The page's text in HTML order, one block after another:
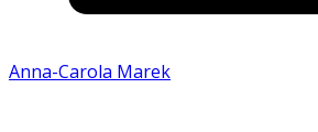
Anna-Carola Marek